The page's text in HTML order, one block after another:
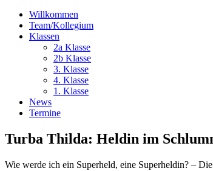
Willkommen
Team/Kollegium
Klassen
2a Klasse
2b Klasse
3. Klasse
4. Klasse
1. Klasse
News
Termine
Turba Thilda: Heldin im
Wie werde ich ein Superheld, eine Superheldin? –